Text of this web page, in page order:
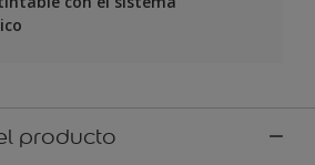
producto